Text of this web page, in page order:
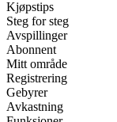
Kjøpstips
Steg for steg
Avspillinger
Abonnent
Mitt område
Registrering
Gebyrer
Avkastning